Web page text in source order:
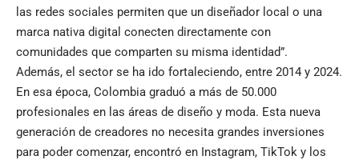
las redes sociales permiten que un diseñador local o una
marca nativa digital conecten directamente con
comunidades que comparten su misma identidad”.
Además, el sector se ha ido fortaleciendo, entre 2014 y 2024.
En esa época, Colombia graduó a más de 50.000
profesionales en las áreas de diseño y moda. Esta nueva
generación de creadores no necesita grandes inversiones
para poder comenzar, encontró en Instagram, TikTok y los